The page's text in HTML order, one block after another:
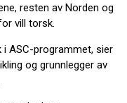
resten av Norden og
vill torsk.
i ASC-programmet, sier
og grunnlegger av